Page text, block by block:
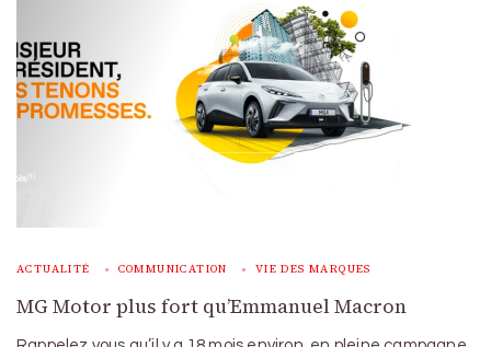
ACTUALITÉ COMMUNICATION VIE DES MARQUES
MG Motor plus fort qu’Emmanuel Macron